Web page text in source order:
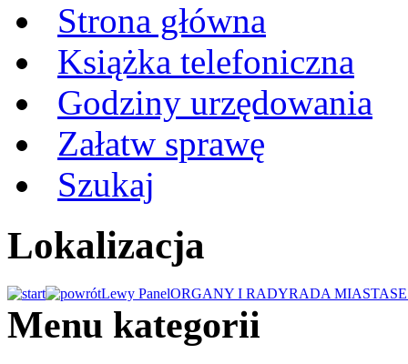
Strona główna
Książka telefoniczna
Godziny urzędowania
Załatw sprawę
Szukaj
Lokalizacja
Lewy PanelORGANY I RADYRADA MIASTA
Menu kategorii